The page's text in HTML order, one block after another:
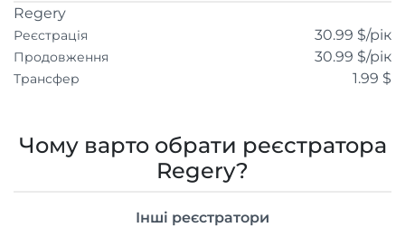
Regery
Реєстрація 30.99 $/рік
Продовження 30.99 $/рік
Трансфер 1.99 $
Чому варто обрати реєстратора
Regery?
Інші реєстратори